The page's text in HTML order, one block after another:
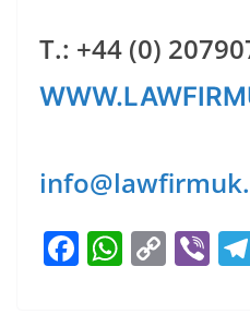
Т.: +44 (0)
F W C Vi